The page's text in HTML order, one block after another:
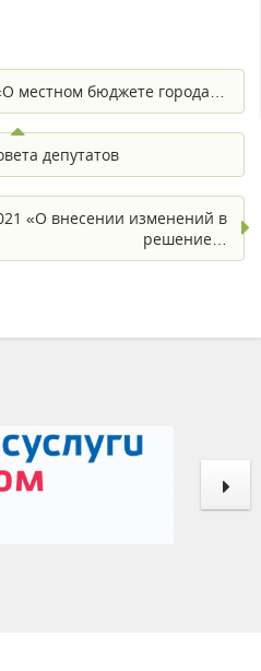
местном бюджете города…
депутатов
«О внесении изменений в
решение…